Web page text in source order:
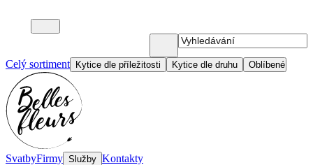
Celý sortiment Kytice dle příležitosti Kytice dle druhu Oblíbené
SvatbyFirmy Služby Kontakty